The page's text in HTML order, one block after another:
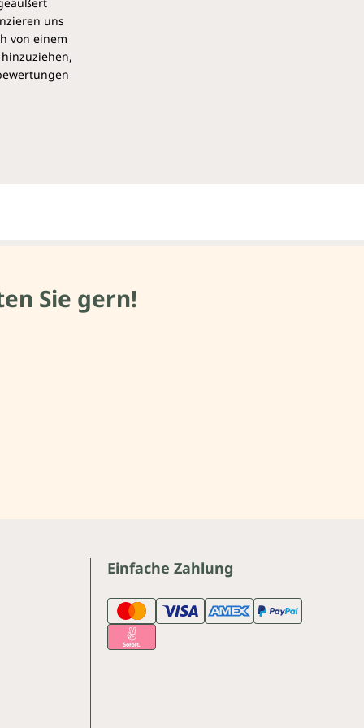
uns
von einem
Sie gern!
Einfache Zahlung